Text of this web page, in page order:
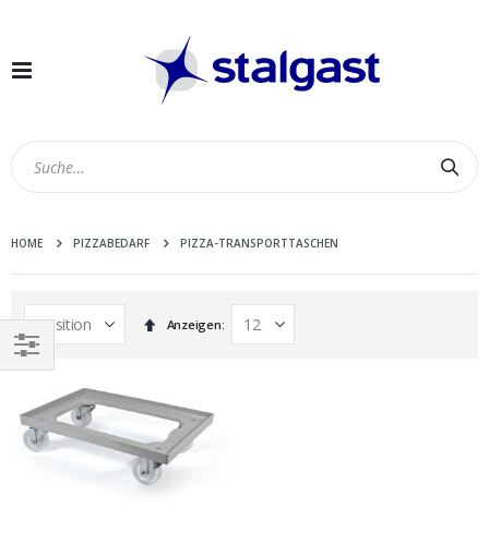
Navigation
HOME PIZZABEDARF PIZZA-TRANSPORTTASCHEN
In
absteigender
Anzeigen
EINKAUFEN
NACH